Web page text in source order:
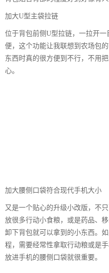
加大U型主袋拉链
位于背包前侧U型拉链，一拉开
便，这个功能让我联想到农场包
东西时真的很方便到不行，不用
心。
加大腰侧口袋符合现代手机大小
又是一个贴心的升级小改版，不
放很多行动小食粮，或是药品、
卸下背包就可以拿到的小东西。
程，需要经常性拿取行动粮或是
放进手机的腰侧口袋就很重要。